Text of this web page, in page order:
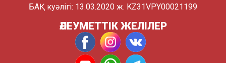
БАҚ куәлігі: 13.03.2020 ж. KZ31VPY00021199
ӘЛЕУМЕТТІК ЖЕЛІЛЕР